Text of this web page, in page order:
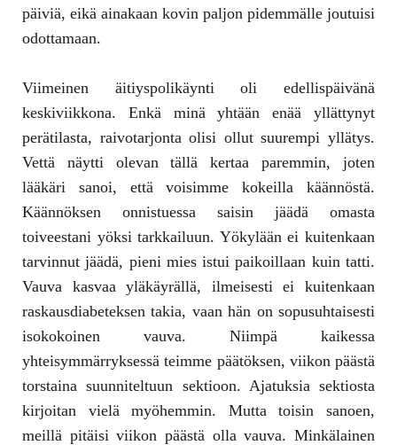
päiviä, eikä ainakaan kovin paljon pidemmälle joutuisi
odottamaan.
Viimeinen äitiyspolikäynti oli edellispäivänä
keskiviikkona. Enkä minä yhtään enää yllättynyt
perätilasta, raivotarjonta olisi ollut suurempi yllätys.
Vettä näytti olevan tällä kertaa paremmin, joten
lääkäri sanoi, että voisimme kokeilla käännöstä.
Käännöksen onnistuessa saisin jäädä omasta
toiveestani yöksi tarkkailuun. Yökylään ei kuitenkaan
tarvinnut jäädä, pieni mies istui paikoillaan kuin tatti.
Vauva kasvaa yläkäyrällä, ilmeisesti ei kuitenkaan
raskausdiabeteksen takia, vaan hän on sopusuhtaisesti
isokokoinen vauva. Niimpä kaikessa
yhteisymmärryksessä teimme päätöksen, viikon päästä
torstaina suunniteltuun sektioon. Ajatuksia sektiosta
kirjoitan vielä myöhemmin. Mutta toisin sanoen,
meillä pitäisi viikon päästä olla vauva. Minkälainen